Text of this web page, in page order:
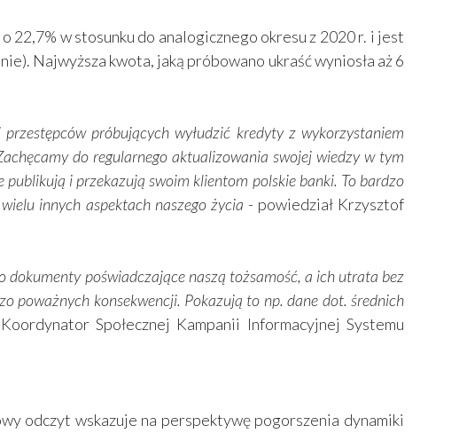
w stosunku do analogicznego okresu z 2020 r. i jest
Najwyższa kwota, jaką próbowano ukraść wyniosła aż 6
próbujących wyłudzić kredyty z wykorzystaniem
do regularnego aktualizowania swojej wiedzy w tym
i przekazują swoim klientom polskie banki. To bardzo
innych aspektach naszego życia - powiedział Krzysztof
poświadczające naszą tożsamość, a ich utrata bez
poważnych konsekwencji. Pokazują to np. dane dot. średnich
Społecznej Kampanii Informacyjnej Systemu
odczyt wskazuje na perspektywę pogorszenia dynamiki